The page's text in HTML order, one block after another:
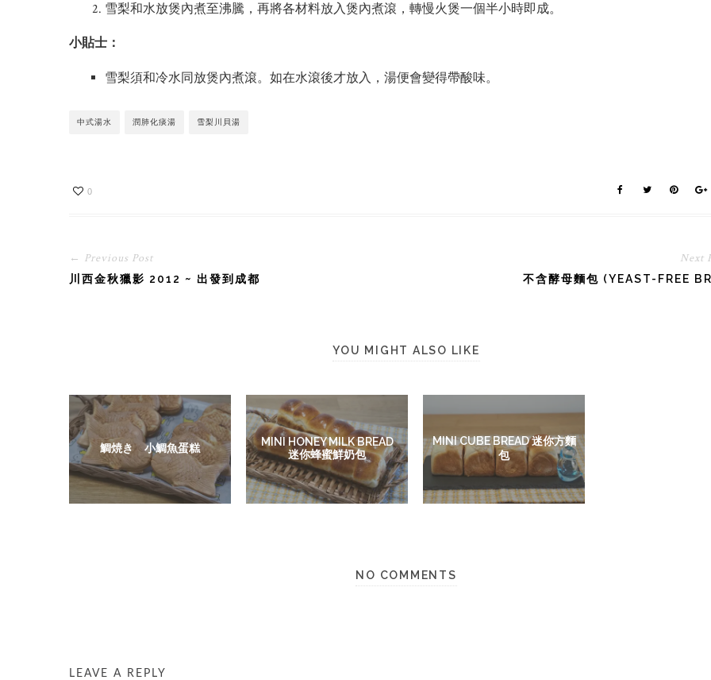
雪梨和水放煲內煮至沸騰，再將各材料放入煲內煮滾，轉慢火煲一個半小時即成。
小貼士：
雪梨須和冷水同放煲內煮滾。如在水滾後才放入，湯便會變得帶酸味。
中式湯水 潤肺化痰湯 雪梨川貝湯
0
← Previous Post
川西金秋獵影 2012 ~ 出發到成都
Next
不含酵母麵包 (YEAST-FREE
YOU MIGHT ALSO LIKE
鯛焼き 小鯛魚蛋糕
MINI HONEY MILK BREAD
迷你蜂蜜鮮奶包
MINI CUBE BREAD 迷你方麵
包
NO COMMENTS
LEAVE A REPLY